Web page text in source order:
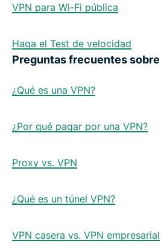
VPN para Wi-Fi pública
Haga el Test de velocidad
Preguntas frecuentes sobre
¿Qué es una VPN?
¿Por qué pagar por una VPN?
Proxy vs. VPN
¿Qué es un túnel VPN?
VPN casera vs. VPN empresarial